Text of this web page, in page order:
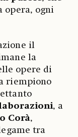
opera, ogni
il
la
opere di
riempiono
, a
Corà,
tra